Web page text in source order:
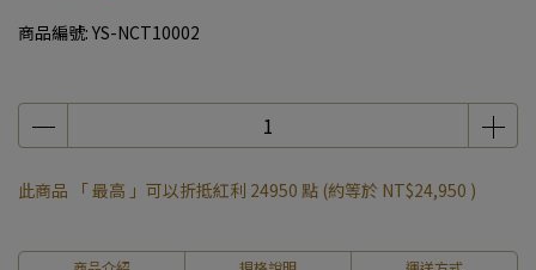
商品編號: YS-NCT10002
此商品 「 最高 」可以折抵紅利 24950 點 (約等於 NT$24,950 )